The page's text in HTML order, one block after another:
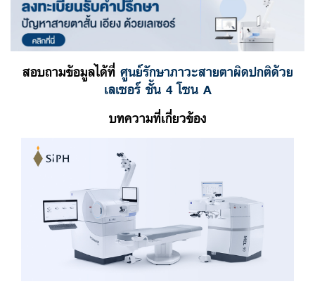
สอบถามข้อมูลได้ที่ ศูนย์รักษาภาวะสายตาผิดปกติด้วย
เลเซอร์ ชั้น 4 โซน A
บทความที่เกี่ยวข้อง